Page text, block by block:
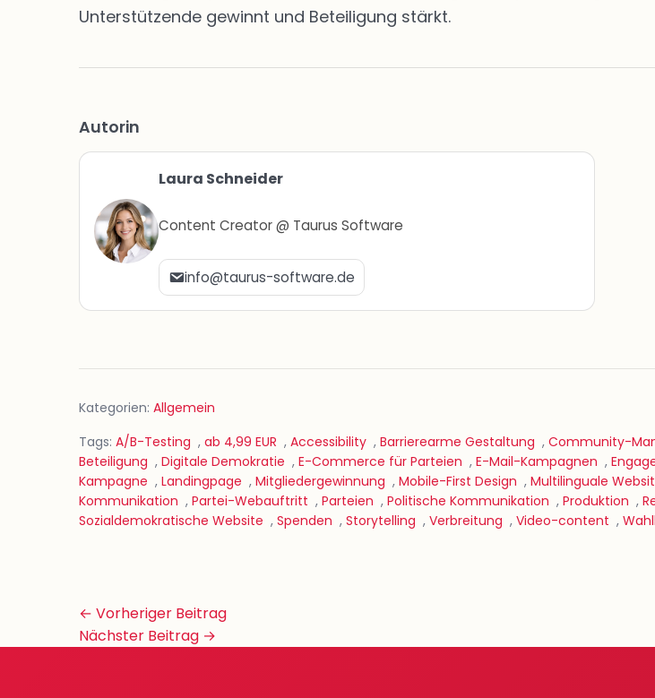
Unterstützende gewinnt und Beteiligung stärkt.
Autorin
Laura Schneider
Content Creator @ Taurus Software
info@taurus-software.de
Kategorien: Allgemein
Tags: A/B-Testing , ab 4,99 EUR , Accessibility , Barrierearme Gestaltung , Community-
Beteiligung , Digitale Demokratie , E-Commerce für Parteien , E-Mail-Kampagnen ,
Kampagne , Landingpage , Mitgliedergewinnung , Mobile-First Design , Multilinguale
Kommunikation , Partei-Webauftritt , Parteien , Politische Kommunikation , Produktion ,
Sozialdemokratische Website , Spenden , Storytelling , Verbreitung , Video-content ,
Beitrags-
Navigation
← Vorheriger Beitrag
Nächster Beitrag →